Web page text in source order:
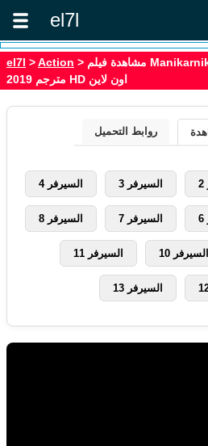
el7l
el7l >Action > مشاهدة فيلم Manikarnika: The Queen of Jhansi
2019 مترجم HD اون لاين
روابط التحميل
السيرفر 3 السيرفر 4
السيرفر 7 السيرفر 8
السيرفر 10 السيرفر 11
السيرفر 13